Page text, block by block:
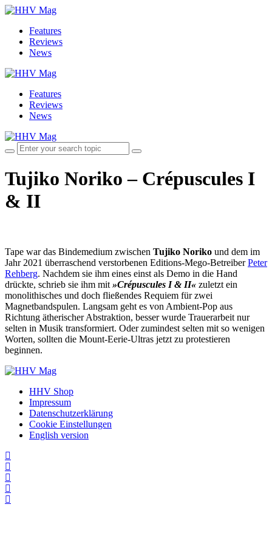
Features
Reviews
News
Features
Reviews
News
Tujiko Noriko – Crépuscules I
& II
Tape war das Bindemedium zwischen Tujiko Noriko und dem im
Jahr 2021 überraschend verstorbenen Editions-Mego-BetreiberPeter
Rehberg. Nachdem sie ihm eines einst als Demo in die Hand
drückte, schrieb sie ihm mit »Crépuscules I & II« zuletzt ein
monolithisches und doch fließendes Requiem für zwei
Magnetbandspulen. Langsam geht es von Ambient-Pop aus
Richtung ätherischer Abstraktion, besser wurde Trauerarbeit nur
selten in Musik transformiert. Oder zumindest selten mit so wenigen
Worten, sollten die Mount-Eerie-Ultras jetzt zu protestieren
beginnen.
HHV Shop
Impressum
Datenschutzerklärung
Cookie Einstellungen
English version